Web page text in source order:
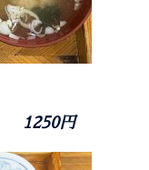
1250円